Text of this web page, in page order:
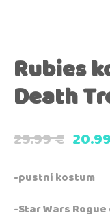
Rubies
Death
29.99€ 20.99
-pustni kostum
-Star Wars Rogue